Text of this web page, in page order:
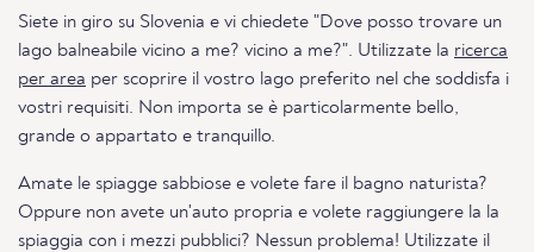
Siete in giro su Slovenia e vi chiedete "Dove posso trovare un
lago balneabile vicino a me? vicino a me?". Utilizzate la ricerca
per area per scoprire il vostro lago preferito nel che soddisfa i
vostri requisiti. Non importa se è particolarmente bello,
grande o appartato e tranquillo.
Amate le spiagge sabbiose e volete fare il bagno naturista?
Oppure non avete un'auto propria e volete raggiungere la la
spiaggia con i mezzi pubblici? Nessun problema! Utilizzate il